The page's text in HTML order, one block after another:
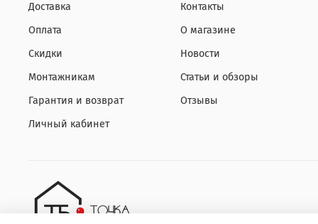
Доставка
Оплата
Скидки
Монтажникам
Гарантия и возврат
Личный кабинет
Контакты
О магазине
Новости
Статьи и обзоры
Отзывы